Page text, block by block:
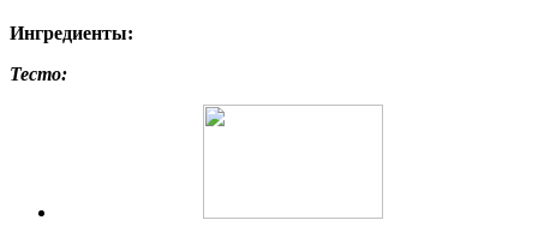
Ингредиенты:
Тесто: